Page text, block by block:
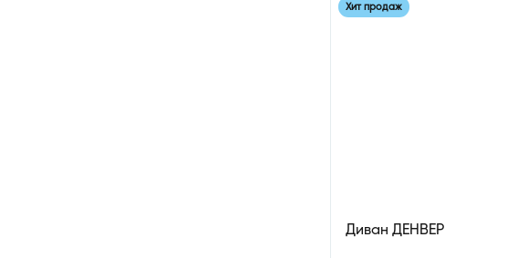
Хит продаж
Диван ДЕНВЕР